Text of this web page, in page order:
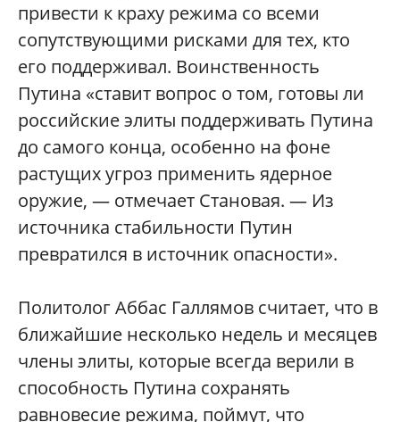
привести к краху режима со всеми
сопутствующими рисками для тех, кто
его поддерживал. Воинственность
Путина «ставит вопрос о том, готовы ли
российские элиты поддерживать Путина
до самого конца, особенно на фоне
растущих угроз применить ядерное
оружие, — отмечает Становая. — Из
источника стабильности Путин
превратился в источник опасности».
Политолог Аббас Галлямов считает, что в
ближайшие несколько недель и месяцев
члены элиты, которые всегда верили в
способность Путина сохранять
равновесие режима, поймут, что